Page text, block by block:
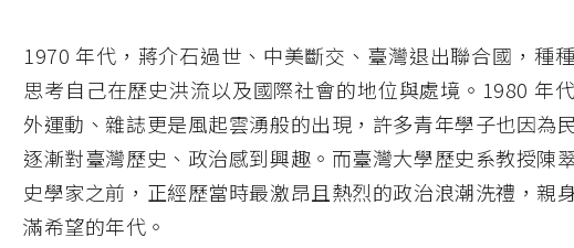
1970 年代，蔣介石過世、中美斷交、臺灣退出聯合國，種
思考自己在歷史洪流以及國際社會的地位與處境。1980 年
外運動、雜誌更是風起雲湧般的出現，許多青年學子也因為
逐漸對臺灣歷史、政治感到興趣。而臺灣大學歷史系教授陳
史學家之前，正經歷當時最激昂且熱烈的政治浪潮洗禮，親
滿希望的年代。